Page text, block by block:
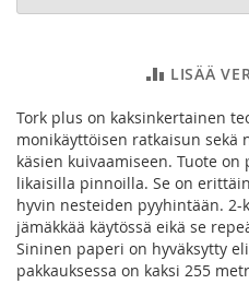
LISÄÄ
Tork plus on kaksinkertainen
monikäyttöisen ratkaisun sekä
käsien kuivaamiseen. Tuote
likaisilla pinnoilla. Se on
hyvin nesteiden pyyhintään.
jämäkkää käytössä eikä se
Sininen paperi on hyväksytty
pakkauksessa on kaksi 255